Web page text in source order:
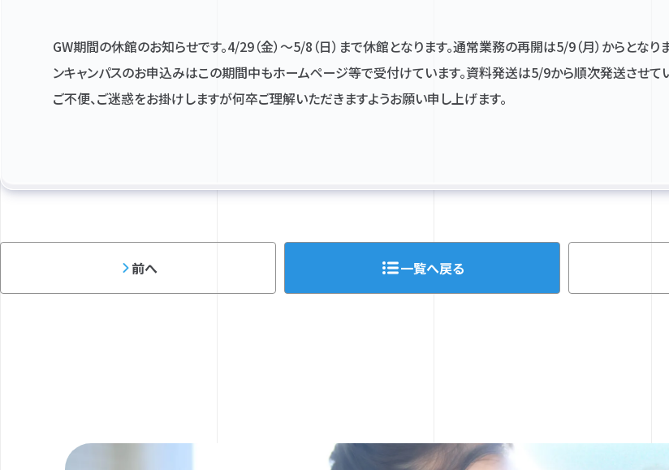
GW期間の休館のお知らせです。4/29（金）～5/8（日）まで休館となります。通常業務の再開は5/9（月）からとなり
ンキャンパスのお申込みはこの期間中もホームページ等で受付けています。資料発送は5/9から順次発送させて
ご不便、ご迷惑をお掛けしますが何卒ご理解いただきますようお願い申し上げます。
前へ 一覧へ戻る